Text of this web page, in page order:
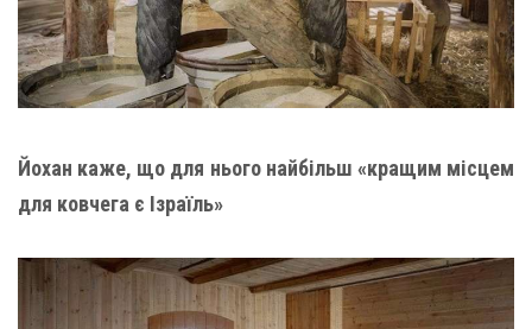
Йохан каже, що для нього найбільш «кращим місцем
для ковчега є Ізраїль»